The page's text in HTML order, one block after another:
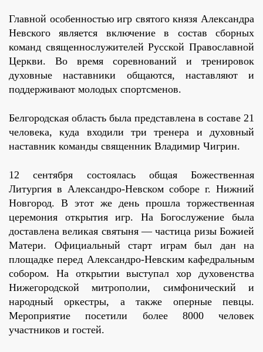
Главной особенностью игр святого князя Александра
Невского является включение в состав сборных
команд священнослужителей Русской Православной
Церкви. Во время соревнований и тренировок
духовные наставники общаются, наставляют и
поддерживают молодых спортсменов.
Белгородская область была представлена в составе 21
человека, куда входили три тренера и духовный
наставник команды священник Владимир Чигрин.
12 сентября состоялась общая Божественная
Литургия в Александро-Невском соборе г. Нижний
Новгород. В этот же день прошла торжественная
церемония открытия игр. На Богослужение была
доставлена великая святыня — частица ризы Божией
Матери. Официальный старт играм был дан на
площадке перед Александро-Невским кафедральным
собором. На открытии выступал хор духовенства
Нижегородской митрополии, симфонический и
народный оркестры, а также оперные певцы.
Мероприятие посетили более 8000 человек
участников и гостей.